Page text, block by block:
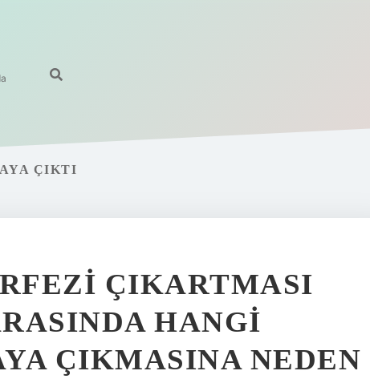
ÇIKTI
ÇIKARTMASI
HANGI
ÇIKMASINA NEDEN